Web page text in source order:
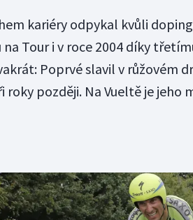
kariéry odpykal kvůli
Tour i v roce 2004 díky
Poprvé slavil v růžovém
roky později. Na Vueltě je jeho